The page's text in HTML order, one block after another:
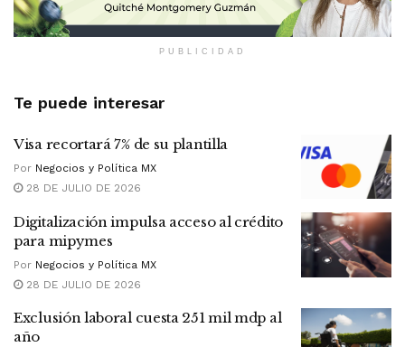
PUBLICIDAD
Te puede interesar
Visa recortará 7% de su plantilla
Por Negocios y Política MX
28 DE JULIO DE 2026
Digitalización impulsa acceso al crédito
para mipymes
Por Negocios y Política MX
28 DE JULIO DE 2026
Exclusión laboral cuesta 251 mil mdp al
año